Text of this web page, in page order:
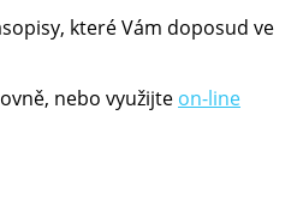
které Vám doposud ve
nebo využijte on-line